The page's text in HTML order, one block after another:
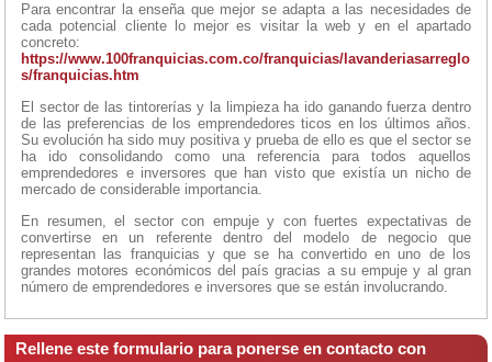
Para encontrar la enseña que mejor se adapta a las necesidades de
cada potencial cliente lo mejor es visitar la web y en el apartado
concreto:
https://www.100franquicias.com.co/franquicias/lavanderiasarreglo
s/franquicias.htm
El sector de las tintorerías y la limpieza ha ido ganando fuerza dentro
de las preferencias de los emprendedores ticos en los últimos años.
Su evolución ha sido muy positiva y prueba de ello es que el sector se
ha ido consolidando como una referencia para todos aquellos
emprendedores e inversores que han visto que existía un nicho de
mercado de considerable importancia.
En resumen, el sector con empuje y con fuertes expectativas de
convertirse en un referente dentro del modelo de negocio que
representan las franquicias y que se ha convertido en uno de los
grandes motores económicos del país gracias a su empuje y al gran
número de emprendedores e inversores que se están involucrando.
Rellene este formulario para ponerse en contacto con